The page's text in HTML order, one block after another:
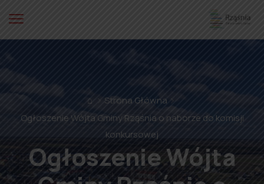
⌂
Strona Główna
Ogłoszenie Wójta Gminy Rząśnia o naborze do komisji
konkursowej
Ogłoszenie Wójta